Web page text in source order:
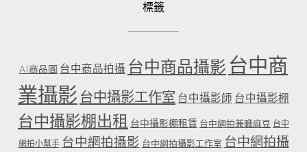
標籤
AI商品圖 台中商品拍攝 台中商品攝影 台中商
業攝影 台中攝影工作室 台中攝影師 台中攝影棚
台中攝影棚出租 台中攝影棚租賃 台中網拍兼職麻豆 台中
網拍小幫手 台中網拍攝影 台中網拍攝影工作室 台中網拍攝